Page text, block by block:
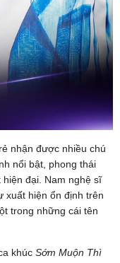
nhận được nhiều chú
nổi bật, phong thái
đại. Nam nghệ sĩ
xuất hiện ổn định trên
trong những cái tên
khúc Sớm Muộn Thì